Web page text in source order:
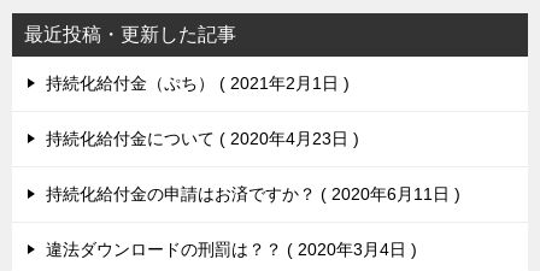
最近投稿・更新した記事
持続化給付金（ぷち） 2021年2月1日
持続化給付金について 2020年4月23日
持続化給付金の申請はお済ですか？ 2020年6月11日
違法ダウンロードの刑罰は？？ 2020年3月4日